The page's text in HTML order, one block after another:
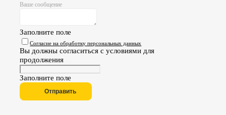
Ваше сообщение
Заполните поле
Согласие на обработку персональных данных
Вы должны согласиться с условиями для
продолжения
Заполните поле
Отправить